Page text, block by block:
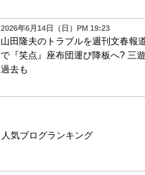
2026年6月14日（日）PM 19:23
山田隆夫のトラブルを週刊文春報
で『笑点』座布団運び降板へ? 三
過去も
人気ブログランキング